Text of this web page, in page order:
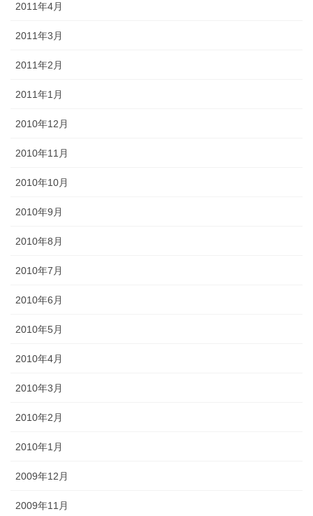
2011年4月
2011年3月
2011年2月
2011年1月
2010年12月
2010年11月
2010年10月
2010年9月
2010年8月
2010年7月
2010年6月
2010年5月
2010年4月
2010年3月
2010年2月
2010年1月
2009年12月
2009年11月